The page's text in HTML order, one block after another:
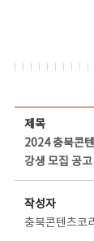
제목
2024 충북콘
강생 모집 공고
작성자
충북콘텐츠코